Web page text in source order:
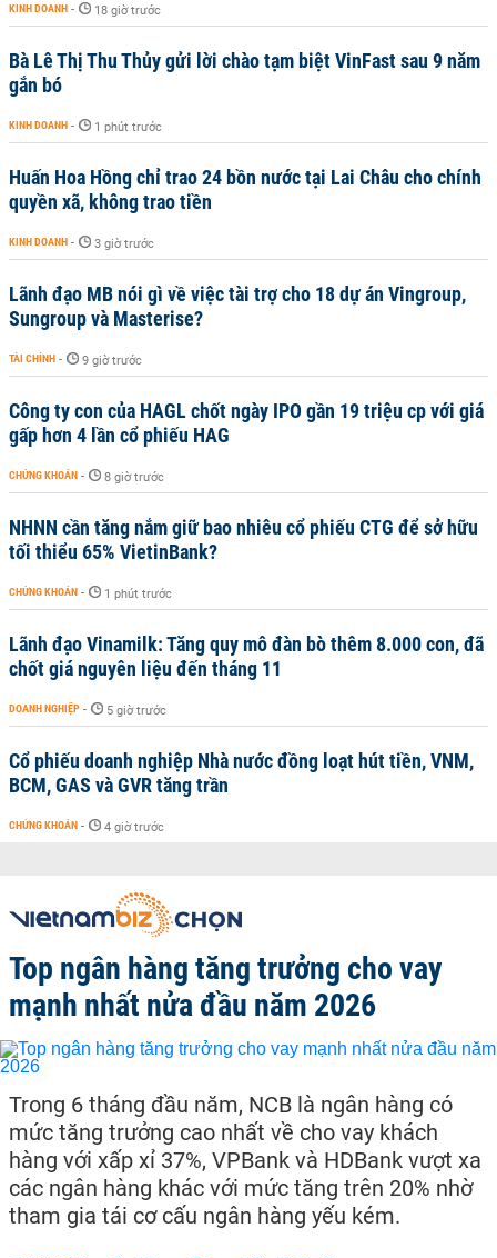
KINH DOANH - 18 giờ trước
Bà Lê Thị Thu Thủy gửi lời chào tạm biệt VinFast sau 9 năm
gắn bó
KINH DOANH - 1 phút trước
Huấn Hoa Hồng chỉ trao 24 bồn nước tại Lai Châu cho chính
quyền xã, không trao tiền
KINH DOANH - 3 giờ trước
Lãnh đạo MB nói gì về việc tài trợ cho 18 dự án Vingroup,
Sungroup và Masterise?
TÀI CHÍNH - 9 giờ trước
Công ty con của HAGL chốt ngày IPO gần 19 triệu cp với giá
gấp hơn 4 lần cổ phiếu HAG
CHỨNG KHOÁN - 8 giờ trước
NHNN cần tăng nắm giữ bao nhiêu cổ phiếu CTG để sở hữu
tối thiểu 65% VietinBank?
CHỨNG KHOÁN - 1 phút trước
Lãnh đạo Vinamilk: Tăng quy mô đàn bò thêm 8.000 con, đã
chốt giá nguyên liệu đến tháng 11
DOANH NGHIỆP - 5 giờ trước
Cổ phiếu doanh nghiệp Nhà nước đồng loạt hút tiền, VNM,
BCM, GAS và GVR tăng trần
CHỨNG KHOÁN - 4 giờ trước
Top ngân hàng tăng trưởng cho vay
mạnh nhất nửa đầu năm 2026
Trong 6 tháng đầu năm, NCB là ngân hàng có
mức tăng trưởng cao nhất về cho vay khách
hàng với xấp xỉ 37%, VPBank và HDBank vượt xa
các ngân hàng khác với mức tăng trên 20% nhờ
tham gia tái cơ cấu ngân hàng yếu kém.